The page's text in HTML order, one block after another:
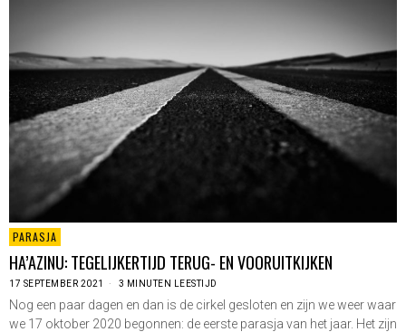
PARASJA
HA’AZINU: TEGELIJKERTIJD TERUG- EN VOORUITKIJKEN
17 SEPTEMBER 2021 3 MINUTEN LEESTIJD
Nog een paar dagen en dan is de cirkel gesloten en zijn we weer waar
we 17 oktober 2020 begonnen: de eerste parasja van het jaar. Het zijn